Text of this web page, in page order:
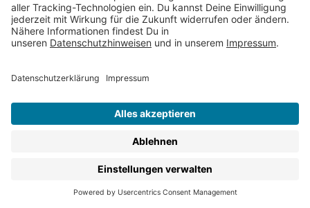
mal unterhaltsam, aber immer spannend und liebevoll
illustriert für Kinder aufbereitet.
wieRainer Oberthür,Martin Polster
IllustratorInnen , wie
Barbara NascimbeniundRenate Seeliglädt jedes
Buch auf diesen Seiten Dein Kind ein, die Welt des